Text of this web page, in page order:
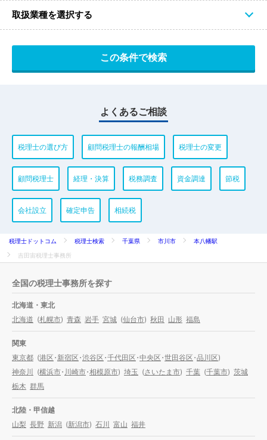
取扱業種を選択する
よくあるご相談
税理士の選び方 顧問税理士の報酬相場 税理士の変更
顧問税理士 経理・決算 税務調査 資金調達 節税
会社設立 確定申告 相続税
税理士ドットコム 税理士検索 千葉県 市川市
本八幡駅
吉田宙税理士事務所
全国の税理士事務所を探す
北海道・東北
北海道 (札幌市) 青森 岩手 宮城 (仙台市) 秋田 山形 福島
関東
東京都 (港区・新宿区・渋谷区・千代田区・中央区・世田谷区・品川区)
神奈川 (横浜市・川崎市・相模原市) 埼玉 (さいたま市) 千葉 (千葉市) 茨城
栃木 群馬
北陸・甲信越
山梨 長野 新潟 (新潟市) 石川 富山 福井